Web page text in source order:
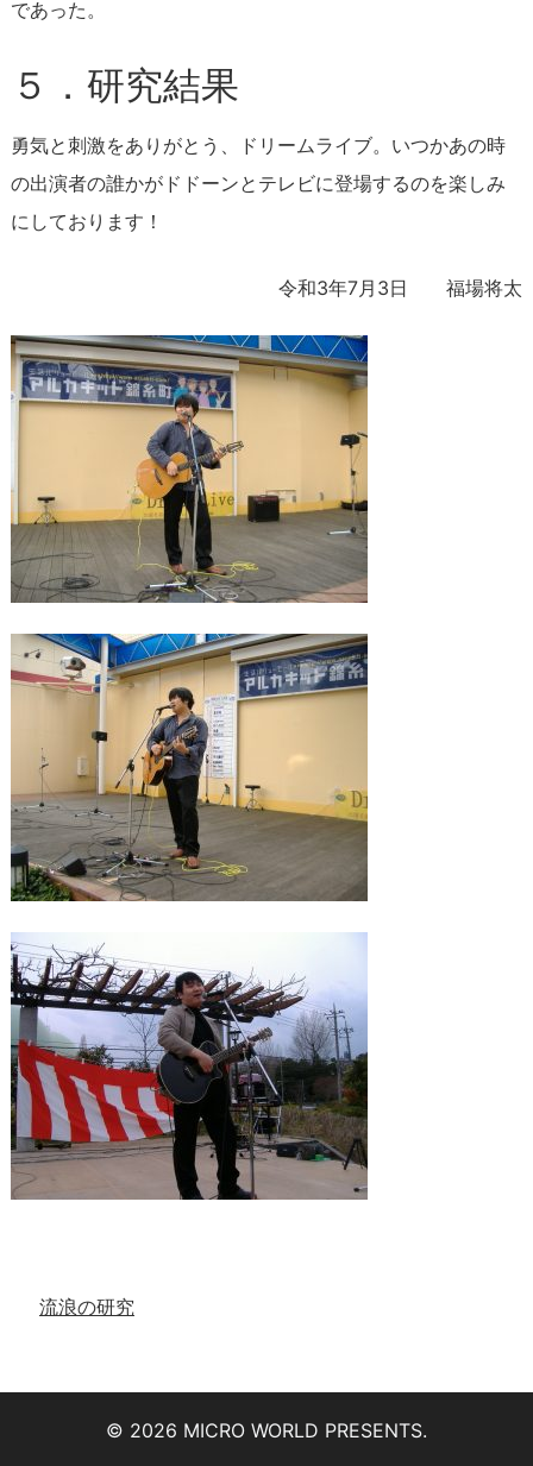
であった。
５．研究結果
勇気と刺激をありがとう、ドリームライブ。いつかあの時
の出演者の誰かがドドーンとテレビに登場するのを楽しみ
にしております！
令和3年7月3日 福場将太
流浪の研究
© 2026 MICRO WORLD PRESENTS.